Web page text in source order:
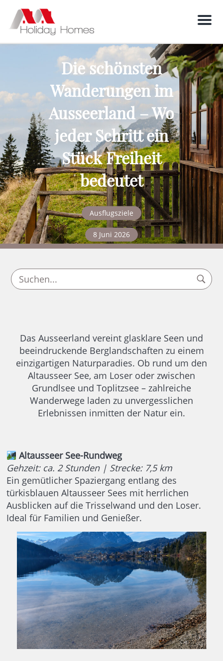
Menu
Die schönsten
Wanderungen im
Ausseerland – Wo
jeder Schritt ein
Stück Freiheit
bedeutet
Ausflugsziele
8 Juni 2026
Das Ausseerland vereint glasklare Seen und
beeindruckende Berglandschaften zu einem
einzigartigen Naturparadies. Ob rund um den
Altausseer See, am Loser oder zwischen
Grundlsee und Toplitzsee – zahlreiche
Wanderwege laden zu unvergesslichen
Erlebnissen inmitten der Natur ein.
Altausseer See-Rundweg
Gehzeit: ca. 2 Stunden | Strecke: 7,5 km
Ein gemütlicher Spaziergang entlang des
türkisblauen Altausseer Sees mit herrlichen
Ausblicken auf die Trisselwand und den Loser.
Ideal für Familien und Genießer.